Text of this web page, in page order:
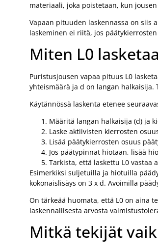
materiaali, joka poistetaan, kun
Vapaan pituuden laskennassa on siis
laskeminen ei riitä, jos
Miten L0
Puristusjousen vapaa pituus L0
yhteismäärä ja d on langan halkaisija.
Käytännössä laskenta etenee
Määritä langan halkaisija (d) ja
Laske aktiivisten kierrosten
Lisää päätykierrosten osuus
Jos päätypinnat hiotaan, lisää
Tarkista, että laskettu L0 vastaa
Esimerkiksi suljetuilla ja hiotuilla
kokonaislisäys on 3 x d. Avoimilla
On tärkeää huomata, että L0 on aina
laskennallisesta arvosta
Mitkä tekijät